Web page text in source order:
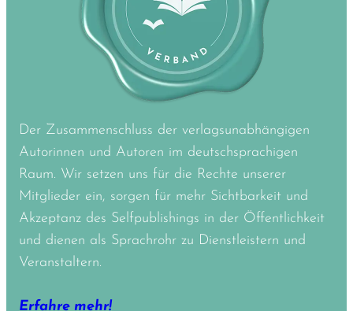
Der Zusammenschluss der verlagsunabhängigen
Autorinnen und Autoren im deutschsprachigen
Raum. Wir setzen uns für die Rechte unserer
Mitglieder ein, sorgen für mehr Sichtbarkeit und
Akzeptanz des Selfpublishings in der Öffentlichkeit
und dienen als Sprachrohr zu Dienstleistern und
Veranstaltern.
Erfahre mehr!